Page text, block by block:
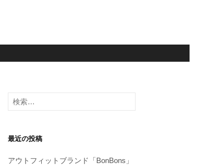
検
索:
最近の投稿
アウトフィットブランド「BonBons」